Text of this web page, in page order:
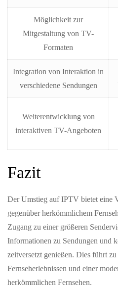
Möglichkeit zur
Mitgestaltung von TV-
Formaten
Integration von Interaktion in
verschiedene Sendungen
Weiterentwicklung von
interaktiven TV-Angeboten
Fazit
Der Umstieg auf IPTV bietet eine
gegenüber herkömmlichem
Zugang zu einer größeren
Informationen zu Sendungen und
zeitversetzt genießen. Dies führt zu
Fernseherlebnissen und einer
herkömmlichen Fernsehen.